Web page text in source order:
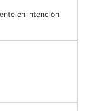
en intención